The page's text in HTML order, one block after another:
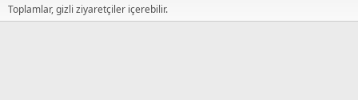
Toplamlar, gizli ziyaretçiler içerebilir.